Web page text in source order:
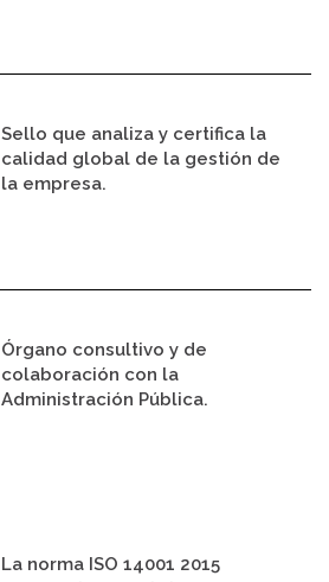
Sello que analiza y certifica la
calidad global de la gestión de
la empresa.
Órgano consultivo y de
colaboración con la
Administración Pública.
La norma ISO 14001 2015